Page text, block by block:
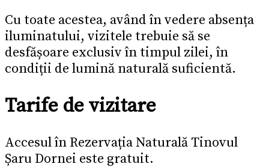
Cu toate acestea, având în vedere absența
iluminatului, vizitele trebuie să se
desfășoare exclusiv în timpul zilei, în
condiții de lumină naturală suficientă.
Tarife de vizitare
Accesul în Rezervația Naturală Tinovul
Șaru Dornei este gratuit.